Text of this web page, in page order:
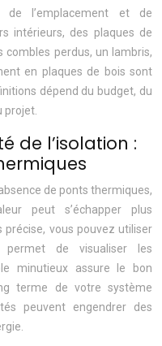
de l’emplacement et de
intérieurs, des plaques de
combles perdus, un lambris,
en plaques de bois sont
dépend du budget, du
projet.
de l’isolation :
de ponts thermiques,
peut s’échapper plus
vous pouvez utiliser
permet de visualiser les
minutieux assure le bon
terme de votre système
peuvent engendrer des